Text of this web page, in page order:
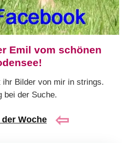
Emil vom schönen
ihr Bilder von mir in strings.
bei der Suche.
Woche ⇦